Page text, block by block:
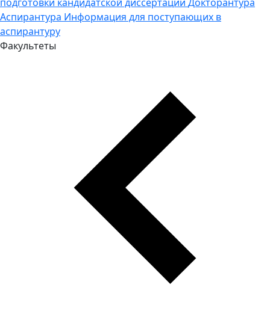
Аспирантура Информация для поступающих в
аспирантуру
Факультеты